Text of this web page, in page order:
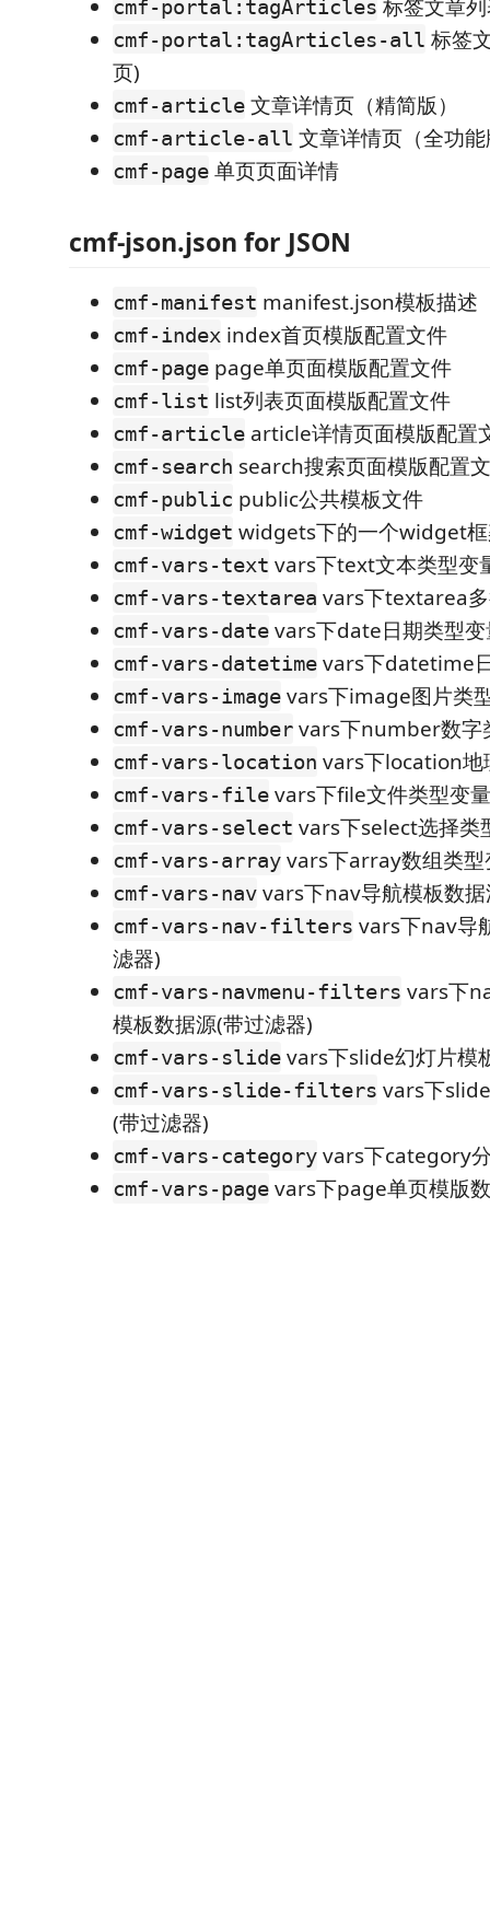
cmf-portal:tagArticles 标签文章
cmf-portal:tagArticles-all 标签
页)
cmf-article 文章详情页（精简版）
cmf-article-all 文章详情页（全功
cmf-page 单页页面详情
cmf-json.json for JSON
cmf-manifest manifest.json模板描述
cmf-index index首页模版配置文件
cmf-page page单页面模版配置文件
cmf-list list列表页面模版配置文件
cmf-article article详情页面模版配置
cmf-search search搜索页面模版配置
cmf-public public公共模板文件
cmf-widget widgets下的一个widget
cmf-vars-text vars下text文本类型变
cmf-vars-textarea vars下textarea
cmf-vars-date vars下date日期类型
cmf-vars-datetime vars下datetime
cmf-vars-image vars下image图片类
cmf-vars-number vars下number数字
cmf-vars-location vars下location地
cmf-vars-file vars下file文件类型变量
cmf-vars-select vars下select选择类
cmf-vars-array vars下array数组类型
cmf-vars-nav vars下nav导航模板数
cmf-vars-nav-filters vars下nav导
滤器)
cmf-vars-navmenu-filters vars下
模板数据源(带过滤器)
cmf-vars-slide vars下slide幻灯片模
cmf-vars-slide-filters vars下
(带过滤器)
cmf-vars-category vars下category
cmf-vars-page vars下page单页模版